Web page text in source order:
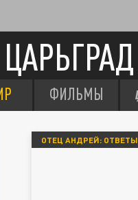
ЦАРЬГРАД
ФИЛЬМЫ
ОТЕЦ АНДРЕЙ: ОТВЕТЫ